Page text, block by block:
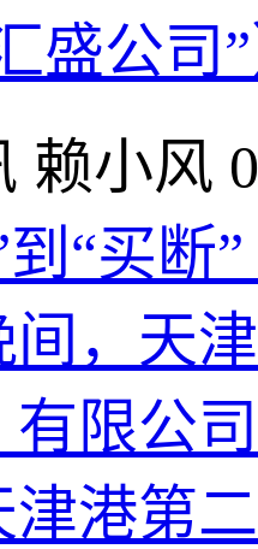
盛公
赖小风
到“买断
间，天
有限公
津港第